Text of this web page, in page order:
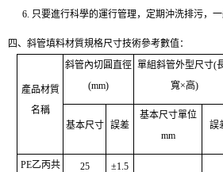
6. 只要進行科學的運行管理，定期沖洗排污，一
四、斜管填料材質規格尺寸技術參考數值：
產品材質
名稱
斜管內切圓直徑
(mm)
單組斜管外型尺寸(
寬×高)
基本尺寸 誤差
基本尺寸單位
mm
誤
PE乙丙共 25 ±1.5